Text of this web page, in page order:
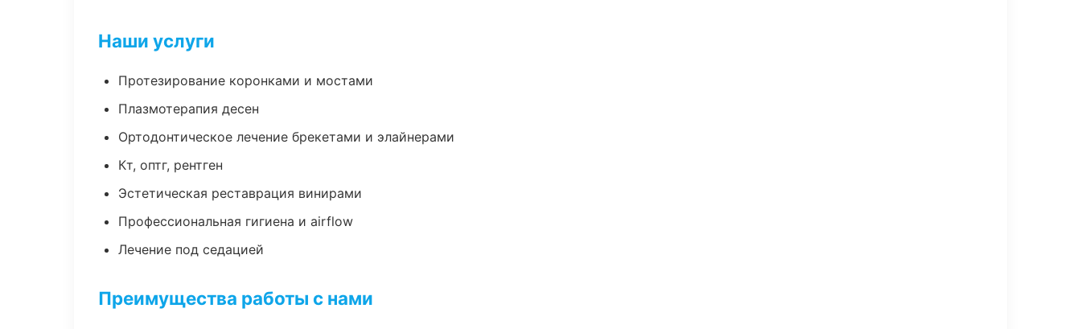
Наши услуги
Протезирование коронками и мостами
Плазмотерапия десен
Ортодонтическое лечение брекетами и элайнерами
Кт, оптг, рентген
Эстетическая реставрация винирами
Профессиональная гигиена и airflow
Лечение под седацией
Преимущества работы с нами